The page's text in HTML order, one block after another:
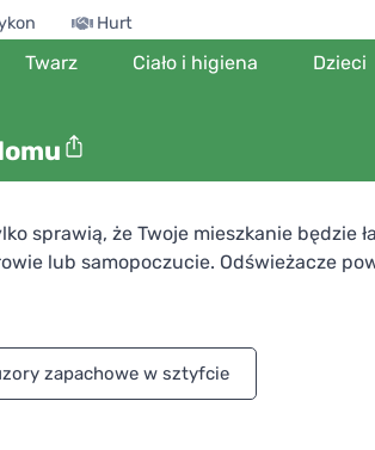
Hurt
Twarz Ciało i higiena Dzieci
sprawią, że Twoje mieszkanie
lub samopoczucie. Odświeżacze
i poczuj efekt! Czy będzie dla Ciebie
powietrza są na bazie
zapachowe w sztyfcie